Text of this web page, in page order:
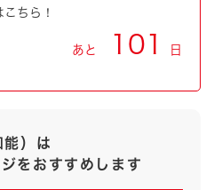
ちら！
あと 101 日
）は
をおすすめします